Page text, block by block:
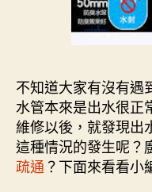
不知道大家有沒有遇
水管本來是出水很正
維修以後，就發現出
這種情況的發生呢？
疏通？下面來看看小